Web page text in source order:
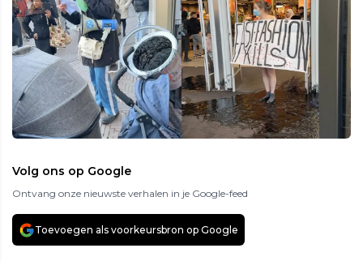
Volg ons op Google
Ontvang onze nieuwste verhalen in je Google-feed
Toevoegen als voorkeursbron op Google